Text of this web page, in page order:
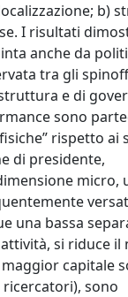
b)
I risultati
anche da
tra gli
e di
sono
rispetto ai
di presidente,
micro,
una bassa
si riduce il
capitale
sono